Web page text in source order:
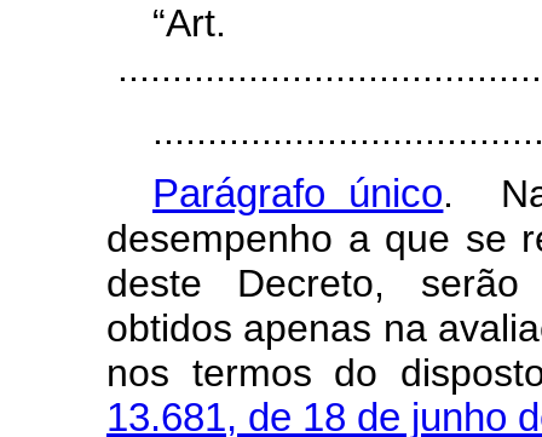
Parágrafo único. Na
desempenho a que se
deste Decreto, serão
obtidos apenas na
nos termos do
13.681, de 18 de junho